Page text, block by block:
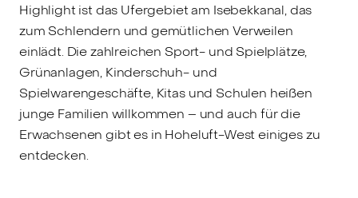
Highlight ist das Ufergebiet am Isebekkanal, das
zum Schlendern und gemütlichen Verweilen
einlädt. Die zahlreichen Sport- und Spielplätze,
Grünanlagen, Kinderschuh- und
Spielwarengeschäfte, Kitas und Schulen heißen
junge Familien willkommen – und auch für die
Erwachsenen gibt es in Hoheluft-West einiges zu
entdecken.